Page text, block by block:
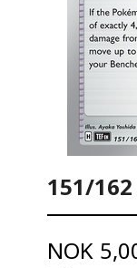
151/162
Pris
NOK